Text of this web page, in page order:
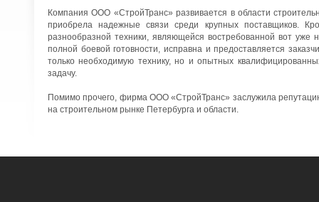
Компания ООО «СтройТранс» развивается в области
приобрела надежные связи среди крупных поставщиков.
разнообразной техники, являющейся востребованной вот уже
полной боевой готовности, исправна и предоставляется
только необходимую технику, но и опытных
задачу.
Помимо прочего, фирма ООО «СтройТранс» заслужила
на строительном рынке Петербурга и области.